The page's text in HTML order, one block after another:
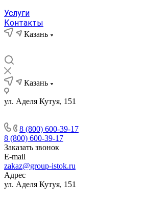
Услуги
Контакты
Казань
Казань
ул. Аделя Кутуя, 151
8 (800) 600-39-17
8 (800) 600-39-17
Заказать звонок
E-mail
zakaz@group-istok.ru
Адрес
ул. Аделя Кутуя, 151